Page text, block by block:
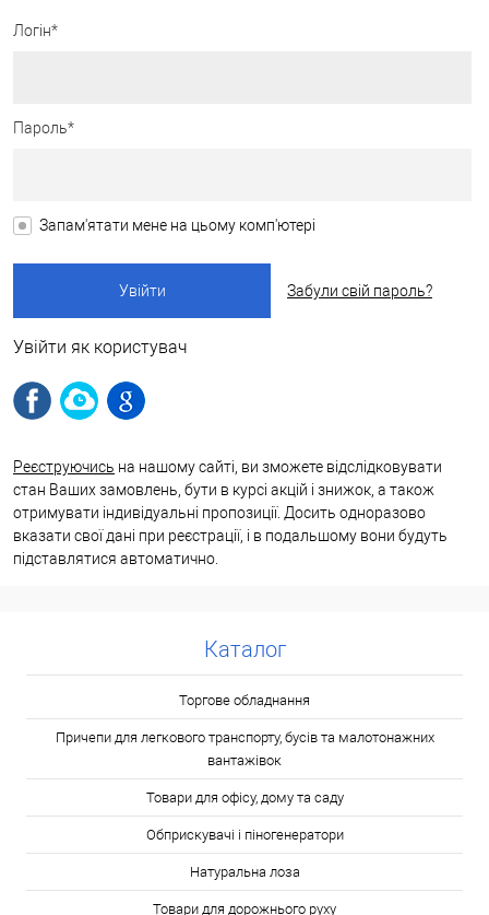
Логін*
Пароль*
Запам'ятати мене на цьому комп'ютері
Забули свій пароль?
Увійти як користувач
Реєструючись на нашому сайті, ви зможете відслідковувати
стан Ваших замовлень, бути в курсі акцій і знижок, а також
отримувати індивідуальні пропозиції. Досить одноразово
вказати свої дані при реєстрації, і в подальшому вони будуть
підставлятися автоматично.
Каталог
Торгове обладнання
Причепи для легкового транспорту, бусів та малотонажних
вантажівок
Товари для офісу, дому та саду
Обприскувачі і піногенератори
Натуральна лоза
Товари для дорожнього руху